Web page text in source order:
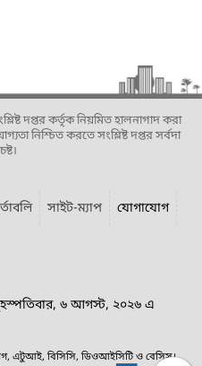
দপ্তর কর্তৃক নিয়মিত হালনাগাদ করা
নিশ্চিত করতে সংশ্লিষ্ট দপ্তর সর্বদা
সাইট-ম্যাপ
যোগাযোগ
৬ আগস্ট, ২০২৬ এ
এটুআই, বিসিসি, ডিওআইসিটি ও বেসিস।